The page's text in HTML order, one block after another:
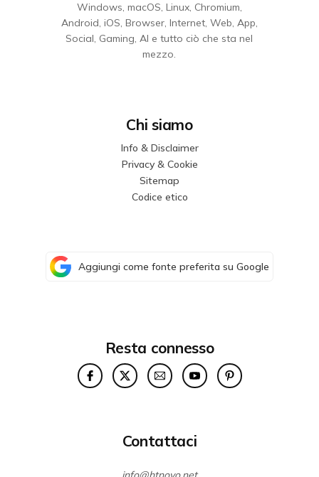
Windows, macOS, Linux, Chromium,
Android, iOS, Browser, Internet, Web, App,
Social, Gaming, AI e tutto ciò che sta nel
mezzo.
Chi siamo
Info & Disclaimer
Privacy & Cookie
Sitemap
Codice etico
Aggiungi come fonte preferita su Google
Resta connesso
Contattaci